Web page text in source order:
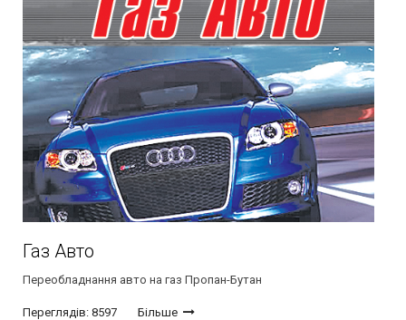
Газ Авто
Переобладнання авто на газ Пропан-Бутан
Переглядів: 8597 Більше